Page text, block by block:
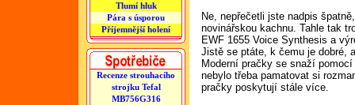
Tlumí hluk
Pára s úsporou
Příjemnější holení
Recenze strouhacího
strojku Tefal
MB756G316
Ne, nepřečetli jste nadpis
novinářskou kachnu. Tahle tak
EWF 1655 Voice Synthesis a
Jistě se ptáte, k čemu je dobré,
Moderní pračky se snaží
nebylo třeba pamatovat si
pračky poskytují stále více.